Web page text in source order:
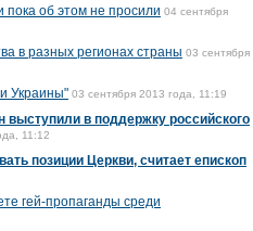
пока об этом не просили 04 сентября
в разных регионах страны 03 сентября
Украины" 03 сентября 2013 года, 11:19
выступили в поддержку российского
11:12
позиции Церкви, считает епископ
гей-пропаганды среди